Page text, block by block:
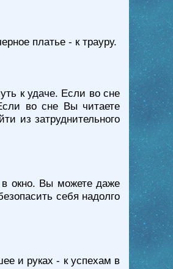
платье - к трауру.
к удаче. Если во сне
во сне Вы читаете
из затруднительного
в окно. Вы можете даже
себя надолго
и руках - к успехам в